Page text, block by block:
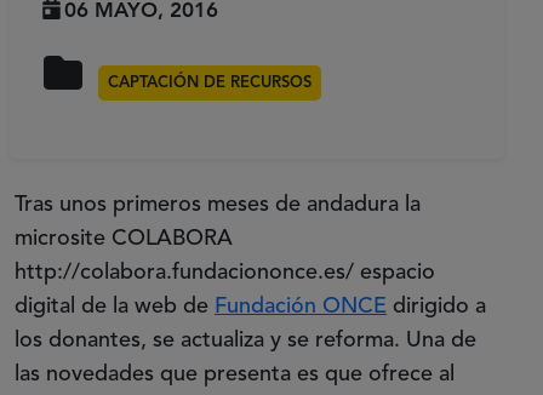
06 MAYO, 2016
CAPTACIÓN DE RECURSOS
Tras unos primeros meses de andadura la
microsite COLABORA
http://colabora.fundaciononce.es/ espacio
digital de la web de Fundación ONCE (Abre en
dirigido a
los donantes, se actualiza y se reforma. Una de
las novedades que presenta es que ofrece al